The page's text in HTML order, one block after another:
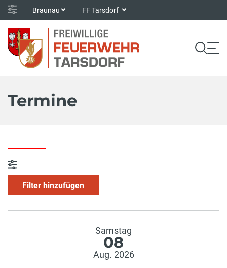
Braunau FF Tarsdorf
Termine
Filter hinzufügen
Samstag
08
Aug. 2026